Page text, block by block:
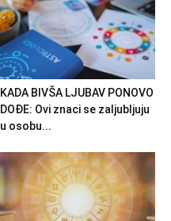
KADA BIVŠA LJUBAV PONOVO
DOĐE: Ovi znaci se zaljubljuju
u osobu...